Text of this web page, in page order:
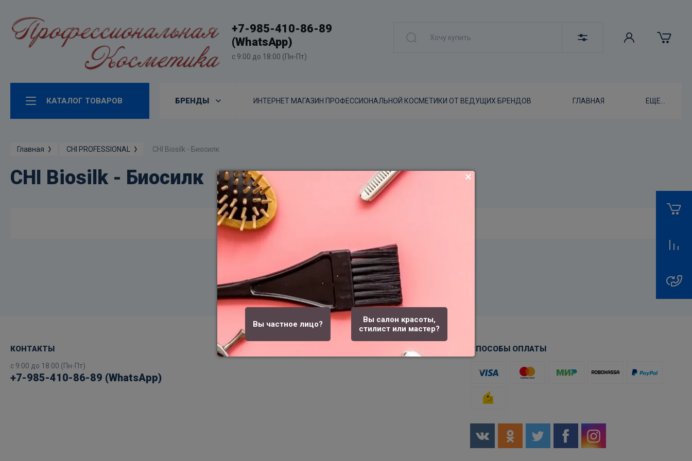
+7-985-410-86-89
(WhatsApp)
с 9:00 до 18:00 (Пн-Пт)
КАТАЛОГ ТОВАРОВ БРЕНДЫ ИНТЕРНЕТ МАГАЗИН ПРОФЕССИОНАЛЬНОЙ КОСМЕТИКИ ОТ ВЕДУЩИХ БРЕНДОВ ГЛАВНАЯ ЕЩЕ...
Главная CHI PROFESSIONAL CHI Biosilk - Биосилк
CHI Biosilk - Биосилк
КОНТАКТЫ
с 9:00 до 18:00 (Пн-Пт)
+7-985-410-86-89 (WhatsApp)
СПОСОБЫ ОПЛАТЫ
Вы частное лицо?
Вы салон красоты,
стилист или мастер?